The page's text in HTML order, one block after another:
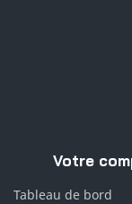
Votre
Tableau de bord